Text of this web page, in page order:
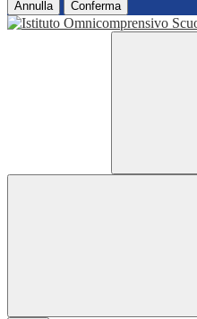
Annulla Conferma